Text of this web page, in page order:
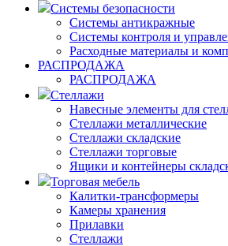
Системы безопасности
Системы антикражные
Системы контроля и
Расходные материалы и
РАСПРОДАЖА
РАСПРОДАЖА
Стеллажи
Навесные элементы для
Стеллажи металлические
Стеллажи складские
Стеллажи торговые
Ящики и контейнеры
Торговая мебель
Калитки-трансформеры
Камеры хранения
Прилавки
Стеллажи